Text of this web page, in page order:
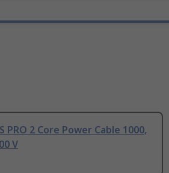
PRO 2 Core Power Cable 1000,
V